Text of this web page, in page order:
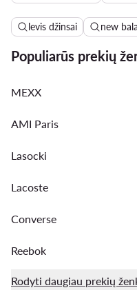
levis džinsai new
Populiarūs prekių
MEXX
AMI Paris
Lasocki
Lacoste
Converse
Reebok
Rodyti daugiau prekių